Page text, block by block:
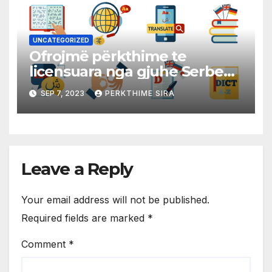
UNCATEGORIZED
Ofrojmë përkthime te
licensuara nga gjuhe Serbe
në gjuhen Shqipe dhe
anasjelltas!
SEP 7, 2023 PERKTHIME SIRA
Leave a Reply
Your email address will not be published.
Required fields are marked *
Comment *